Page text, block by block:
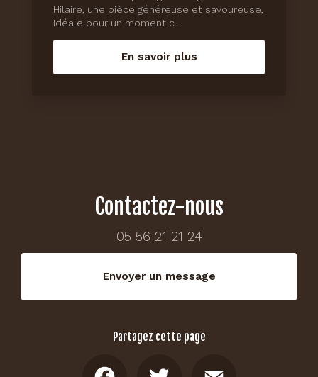
Hilaire, une pièce généreuse et savoureuse,
idéale pour un moment c...
En savoir plus
Contactez-nous
05 56 21 21 24
Envoyer un message
Partagez cette page